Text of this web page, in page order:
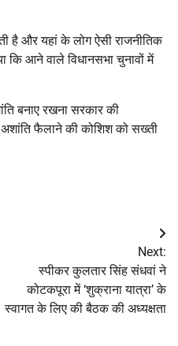
है और यहां के लोग ऐसी राजनीतिक
कि आने वाले विधानसभा चुनावों में
बनाए रखना सरकार की
फैलाने की कोशिश को सख्ती
Next:
स्पीकर कुलतार सिंह संधवां ने
कोटकपूरा में ‘शुक्राना यात्रा’ के
स्वागत के लिए की बैठक की अध्यक्षता